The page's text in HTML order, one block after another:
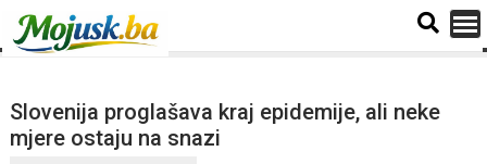
Slovenija proglašava kraj epidemije, ali neke
mjere ostaju na snazi